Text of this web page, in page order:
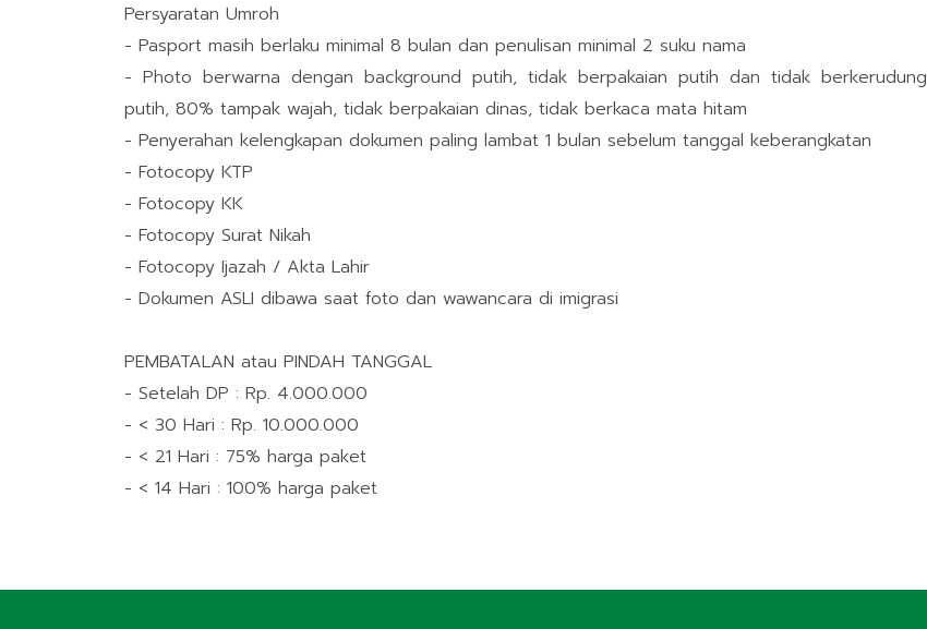
Persyaratan Umroh
- Pasport masih berlaku minimal 8 bulan dan penulisan minimal 2 suku nama
- Photo berwarna dengan background putih, tidak berpakaian putih dan tidak berkerudung
putih, 80% tampak wajah, tidak berpakaian dinas, tidak berkaca mata hitam
- Penyerahan kelengkapan dokumen paling lambat 1 bulan sebelum tanggal keberangkatan
- Fotocopy KTP
- Fotocopy KK
- Fotocopy Surat Nikah
- Fotocopy Ijazah / Akta Lahir
- Dokumen ASLI dibawa saat foto dan wawancara di imigrasi
PEMBATALAN atau PINDAH TANGGAL
- Setelah DP : Rp. 4.000.000
- < 30 Hari : Rp. 10.000.000
- < 21 Hari : 75% harga paket
- < 14 Hari : 100% harga paket